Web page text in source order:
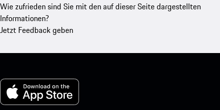
Wie zufrieden sind Sie mit den auf dieser Seite dargestellten
Informationen?
Jetzt Feedback geben